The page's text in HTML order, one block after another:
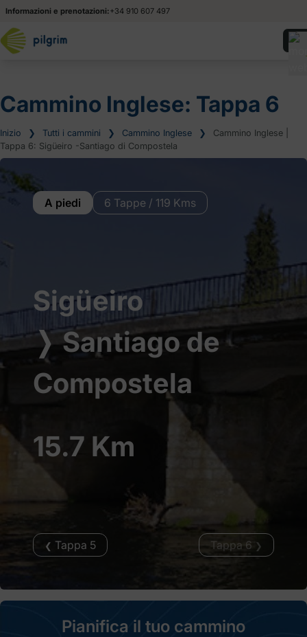
Informazioni e prenotazioni:+34 910 607 497
Cammino Inglese: Tappa 6
Inizio ❯ Tutti i cammini ❯ Cammino Inglese ❯
Cammino Inglese |
Tappa 6: Sigüeiro -Santiago di Compostela
A piedi 6 Tappe / 119 Kms
Sigüeiro
❭Santiago de
Compostela
15.7 Km
❮ Tappa 5 Tappa 6 ❯
Pianifica il tuo cammino